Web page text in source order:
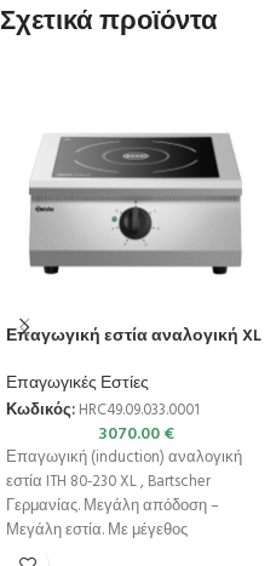
Σχετικά προϊόντα
Επαγωγική εστία αναλογική XL
Επαγωγικές Εστίες
Κωδικός: HRC49.09.033.0001
3070.00€
Επαγωγική (induction) αναλογική
εστία ITH 80-230 XL , Bartscher
Γερμανίας. Μεγάλη απόδοση –
Μεγάλη εστία. Με μέγεθος
κατσαρόλας έως και